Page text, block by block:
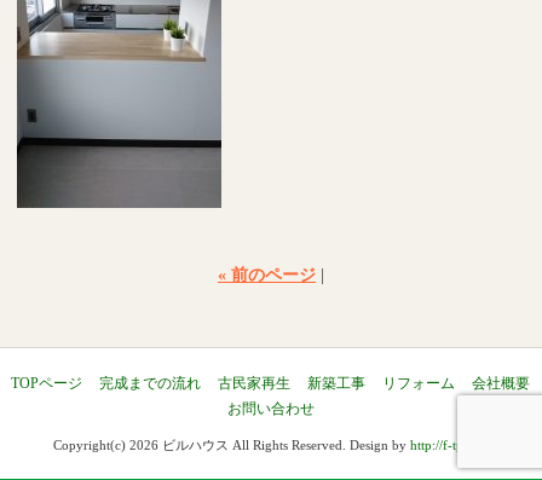
« 前のページ |
TOPページ 完成までの流れ 古民家再生 新築工事 リフォーム
会社概要
お問い合わせ
Copyright(c) 2026 ビルハウス All Rights Reserved. Design by http://f-tpl.com